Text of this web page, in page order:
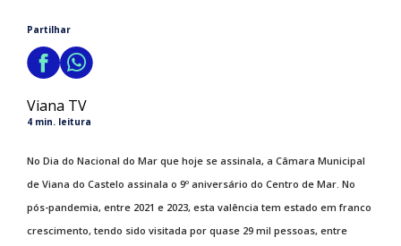
Partilhar
Viana TV
4 min. leitura
No Dia do Nacional do Mar que hoje se assinala, a Câmara Municipal
de Viana do Castelo assinala o 9º aniversário do Centro de Mar. No
pós-pandemia, entre 2021 e 2023, esta valência tem estado em franco
crescimento, tendo sido visitada por quase 29 mil pessoas, entre